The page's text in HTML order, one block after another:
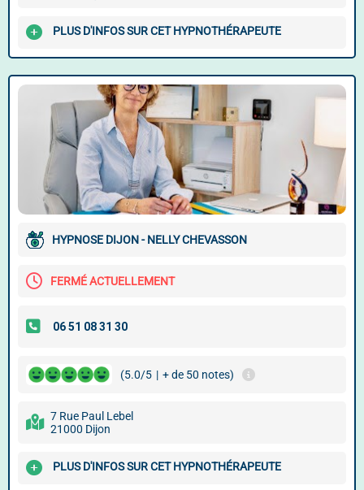
PLUS D'INFOS SUR CET HYPNOTHÉRAPEUTE
HYPNOSE DIJON - NELLY CHEVASSON
FERMÉ ACTUELLEMENT
(5.0/5 | + de 50 notes)
7 Rue Paul Lebel
21000 Dijon
PLUS D'INFOS SUR CET HYPNOTHÉRAPEUTE